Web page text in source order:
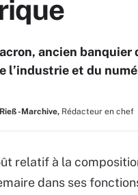
ancien banquier
l’industrie et du
Marchive, Rédacteur en chef
relatif à la
dans ses